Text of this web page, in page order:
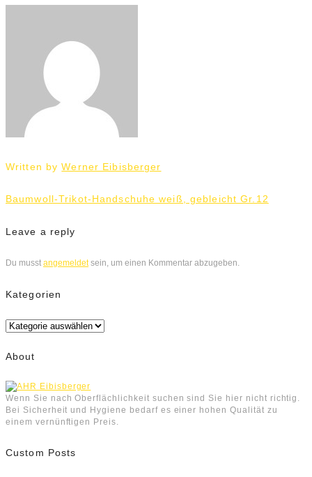
Written byWerner Eibisberger
Beitrags-
Navigation
Baumwoll-Trikot-Handschuhe weiß, gebleicht Gr.12
Leave a reply
Du musst angemeldetsein, um einen Kommentar abzugeben.
Kategorien
Kategorien
About
Wenn Sie nach Oberflächlichkeit suchen sind Sie hier nicht richtig.
Bei Sicherheit und Hygiene bedarf es einer hohen Qualität zu
einem vernünftigen Preis.
Custom Posts